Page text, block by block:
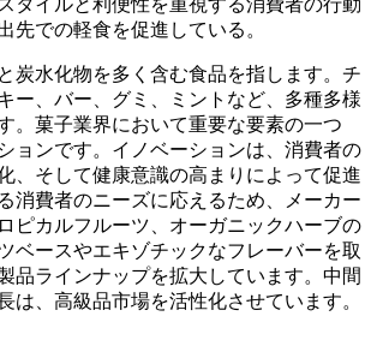
先での軽食を促進している。
炭水化物を多く含む食品を指します。チ
ー、バー、グミ、ミントなど、多種多様
。菓子業界において重要な要素の一つ
ョンです。イノベーションは、消費者の
、そして健康意識の高まりによって促進
消費者のニーズに応えるため、メーカー
ピカルフルーツ、オーガニックハーブの
ベースやエキゾチックなフレーバーを取
品ラインナップを拡大しています。中間
は、高級品市場を活性化させています。